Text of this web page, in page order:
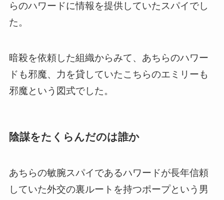
らのハワードに情報を提供していたスパイでし
た。
暗殺を依頼した組織からみて、あちらのハワー
ドも邪魔、力を貸していたこちらのエミリーも
邪魔という図式でした。
陰謀をたくらんだのは誰か
あちらの敏腕スパイであるハワードが長年信頼
していた外交の裏ルートを持つポープという男